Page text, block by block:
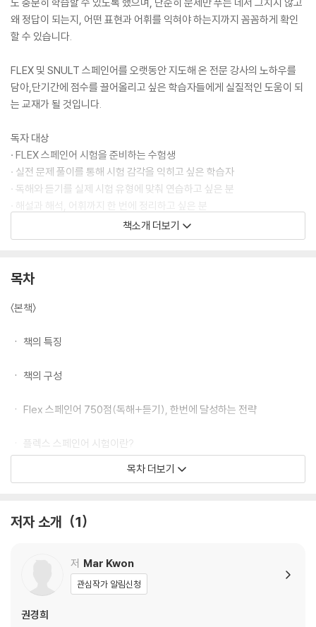
왜 정답이 되는지, 어떤 표현과 어휘를 익혀야 하는지까지 꼼꼼하게 확인
할 수 있습니다.
FLEX 및 SNULT 스페인어를 오랫동안 지도해 온 전문 강사의 노하우를
담아,단기간에 점수를 끌어올리고 싶은 학습자들에게 실질적인 도움이 되
는 교재가 될 것입니다.
독자 대상
· FLEX 스페인어 시험을 준비하는 수험생
· 실전 문제 풀이를 통해 시험 감각을 익히고 싶은 학습자
· 독해와 듣기를 실제 시험 유형에 맞춰 연습하고 싶은 분
· 해설과 해석, 어휘까지 한 번에 정리하고 싶은 분
· FLEX는 물론 SNULT 등 스페인어 시험을 함께 대비하고 싶은 학습자
· FLEX 스페인어 최신 경향을 반영한 실전 모의고사 4회분
· 문항별 정답 및 상세 해설 제공
· 꼭 알아야 할 어휘 정리 제공
특징
· 최신 출제 유형 반영으로 실제 시험에 보다 효과적으로 대비
· 시험장에서 바로 적용할 수 있는 문제 해결력과 시간 관리 감각 강화
· FLEX & SNULT 전문 강사의 노하우를 담은 실전 대비형 교재
책소개 더보기
목차
〈본책〉
ㆍ 책의 특징
ㆍ 책의 구성
ㆍ Flex 스페인어 750점(독해+듣기), 한번에 달성하는 전략
ㆍ 플렉스 스페인어 시험이란?
1회
ㆍ 독해 : 해설과 정답
목차 더보기
저자 소개 1
저 Mar Kwon
관심작가 알림신청
권경희